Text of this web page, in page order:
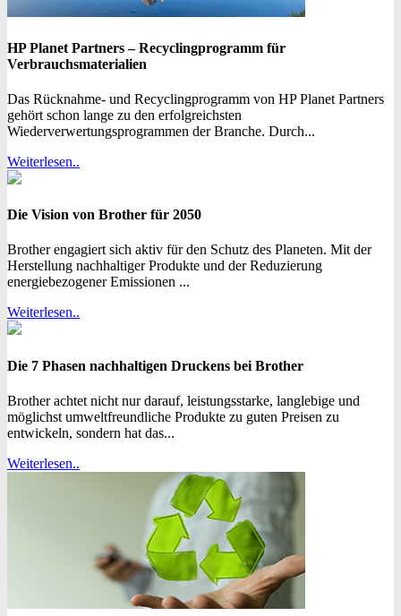
HP Planet Partners – Recyclingprogramm für
Verbrauchsmaterialien
Das Rücknahme- und Recyclingprogramm von HP Planet Partners
gehört schon lange zu den erfolgreichsten
Wiederverwertungsprogrammen der Branche. Durch...
Weiterlesen..
Die Vision von Brother für 2050
Brother engagiert sich aktiv für den Schutz des Planeten. Mit der
Herstellung nachhaltiger Produkte und der Reduzierung
energiebezogener Emissionen ...
Weiterlesen..
Die 7 Phasen nachhaltigen Druckens bei Brother
Brother achtet nicht nur darauf, leistungsstarke, langlebige und
möglichst umweltfreundliche Produkte zu guten Preisen zu
entwickeln, sondern hat das...
Weiterlesen..